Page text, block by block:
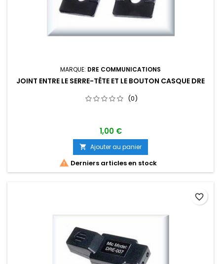
MARQUE: DRE COMMUNICATIONS
JOINT ENTRE LE SERRE-TÊTE ET LE BOUTON CASQUE DRE
(0)
1,00 €
 Ajouter au panier
 Derniers articles en stock
favorite_border